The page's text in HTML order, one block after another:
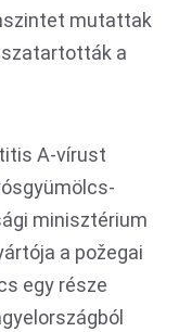
mutattak
a
A-vírust
minisztérium
a požegai
egy része